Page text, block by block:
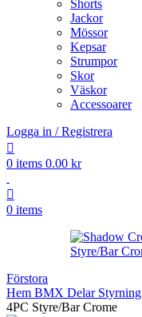
Shorts
Jackor
Mössor
Kepsar
Strumpor
Skor
Väskor
Accessoarer
Logga in / Registrera
0 items 0.00 kr
0 items
Förstora
Hem BMX Delar Styrning
4PC Styre/Bar Crome